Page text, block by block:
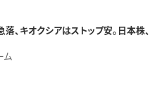
、キオクシアはストップ安。日本株、
ム